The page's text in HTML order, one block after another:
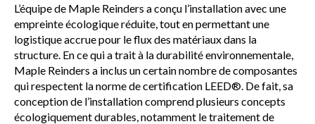
L’équipe de Maple Reinders a conçu l’installation avec une
empreinte écologique réduite, tout en permettant une
logistique accrue pour le flux des matériaux dans la
structure. En ce qui a trait à la durabilité environnementale,
Maple Reinders a inclus un certain nombre de composantes
qui respectent la norme de certification LEED®. De fait, sa
conception de l’installation comprend plusieurs concepts
écologiquement durables, notamment le traitement de